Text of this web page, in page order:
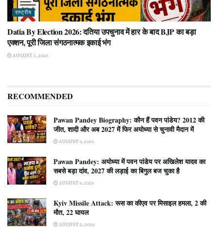
राष्ट्रीय
Datia By Election 2026: दतिया उपचुनाव में हार के बाद BJP का बड़ा
एक्शन, पूरी जिला संगठनात्मक इकाई भंग
AUGUST 5, 2026
RECOMMENDED
Pawan Pandey Biography: कौन हैं पवन पांडेय? 2012 की
जीत, शादी और अब 2027 में फिर अयोध्या से चुनावी मैदान में
AUGUST 6, 2026
Pawan Pandey: अयोध्या में पवन पांडेय पर अखिलेश यादव का
सबसे बड़ा दांव, 2027 की लड़ाई का बिगुल बज चुका है
AUGUST 6, 2026
Kyiv Missile Attack: रूस का कीएव पर मिसाइल हमला, 2 की
मौत, 22 घायल
AUGUST 5, 2026